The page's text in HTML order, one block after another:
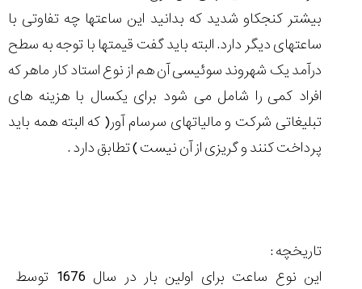
بیشتر کنجکاو شدید که بدانید این ساعتها چه تفاوتی با
ساعتهای دیگر دارد. البته باید گفت قیمتها با توجه به سطح
درآمد یک شهروند سوئیسی آن هم از نوع استاد کار ماهر که
افراد کمی را شامل می شود برای یکسال با هزینه های
تبلیغاتی شرکت و مالیاتهای سرسام آور( که البته همه باید
پرداخت کنند و گریزی از آن نیست ) تطابق دارد .
تاریخچه :
این نوع ساعت برای اولین بار در سال 1676 توسط